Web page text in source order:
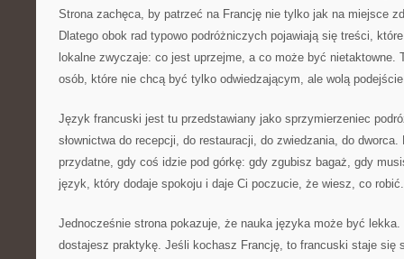
Strona zachęca, by patrzeć na Francję nie tylko jak na miejsce
Dlatego obok rad typowo podróżniczych pojawiają się treści,
lokalne zwyczaje: co jest uprzejme, a co może być nietaktowne.
osób, które nie chcą być tylko odwiedzającym, ale wolą
Język francuski jest tu przedstawiany jako sprzymierzeniec
słownictwa do recepcji, do restauracji, do zwiedzania, do
przydatne, gdy coś idzie pod górkę: gdy zgubisz bagaż, gdy
język, który dodaje spokoju i daje Ci poczucie, że wiesz, co robić.
Jednocześnie strona pokazuje, że nauka języka może być
dostajesz praktykę. Jeśli kochasz Francję, to francuski staje się